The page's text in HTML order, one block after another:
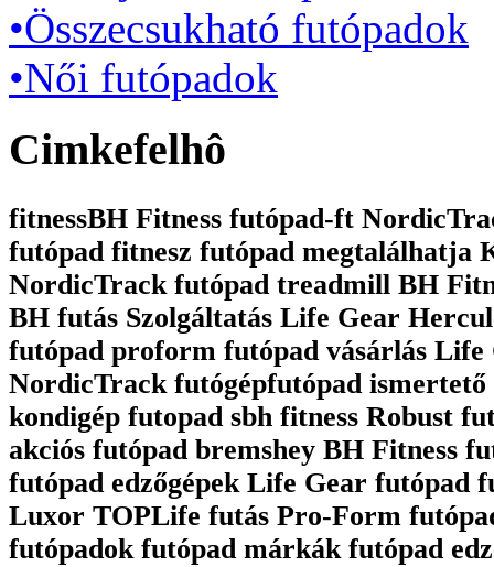
•Összecsukható futópadok
•Női futópadok
Cimkefelhô
fitnessBH Fitness futópad-ft
futópad fitnesz futópad megtalálhatja
NordicTrack futópad treadmill BH
BH futás Szolgáltatás Life Gear
futópad proform futópad vásárlás
NordicTrack futógépfutópad
kondigép futopad sbh fitness Robust
akciós futópad bremshey BH Fitness
futópad edzőgépek Life Gear futópad
Luxor TOPLife futás Pro-Form
futópadok futópad márkák futópad